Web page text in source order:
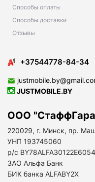
Способы оплаты
Способы доставки
Отзывы
+37544778-84-34
JUSTMOBILE.BY
ООО
220029, г. Минск, пр.
УНП 193745060
р/с
ЗАО Альфа Банк
БИК банка ALFABY2X